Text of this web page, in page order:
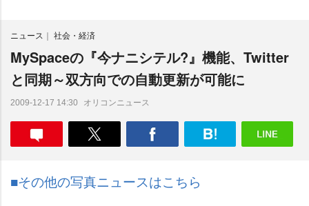
ニュース 社会・経済
MySpaceの『今ナニシテル?』機能、Twitter
と同期～双方向での自動更新が可能に
2009-12-17 14:30 オリコンニュース
■その他の写真ニュースはこちら